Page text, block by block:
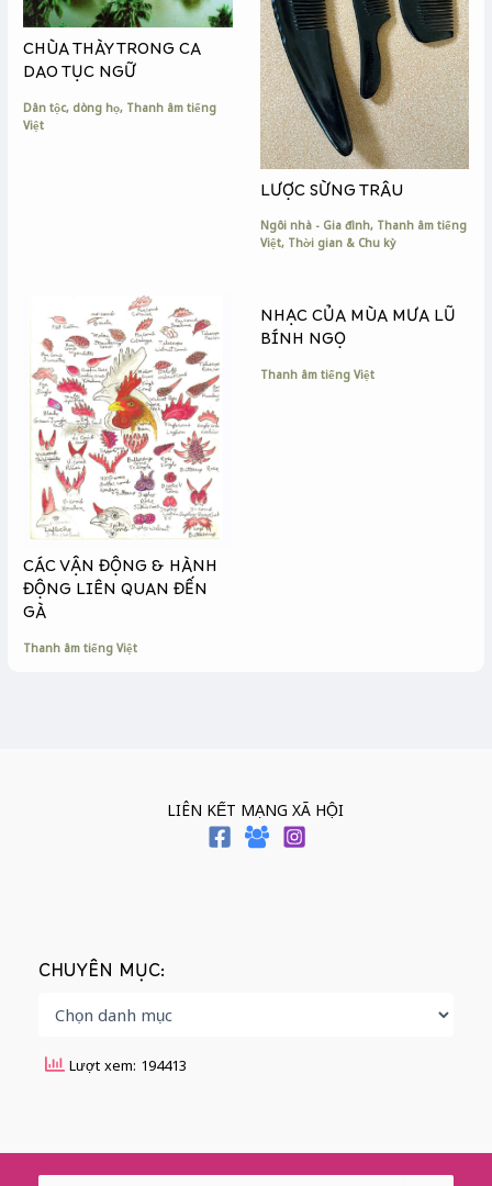
CHÙA THÀY TRONG CA
DAO TỤC NGỮ
Dân tộc, dòng họ, Thanh âm tiếng
Việt
LƯỢC SỪNG TRÂU
Ngôi nhà - Gia đình, Thanh âm tiếng
Việt, Thời gian & Chu kỳ
CÁC VẬN ĐỘNG & HÀNH
ĐỘNG LIÊN QUAN ĐẾN
GÀ
Thanh âm tiếng Việt
NHẠC CỦA MÙA MƯA LŨ
BÍNH NGỌ
Thanh âm tiếng Việt
LIÊN KẾT MẠNG XÃ HỘI
CHUYÊN MỤC:
Lượt xem: 194413